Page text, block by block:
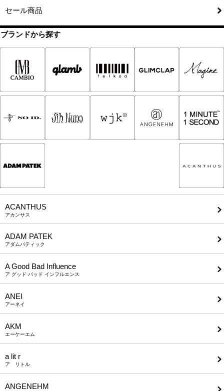
セール商品
ブランドから探す
ACANTHUS
アカンサス
ADAM PATEK
アダムパティック
A Good Bad Influence
ア グッド バッド インフルエンス
ANEI
アーネイ
AKM
エーケーエム
a lit r
ア リトル
ANGENEHM